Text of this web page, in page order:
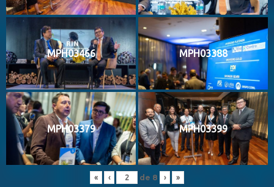
MPH03466 MPH03388
MPH03379 MPH03399
« ‹ de 8 › »